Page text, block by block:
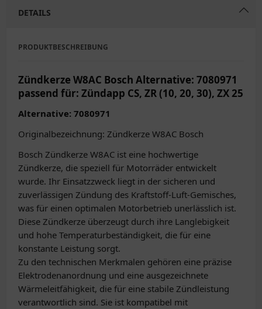
DETAILS
PRODUKTBESCHREIBUNG
Zündkerze W8AC Bosch Alternative: 7080971
passend für: Zündapp CS, ZR (10, 20, 30), ZX 25
Alternative: 7080971
Originalbezeichnung: Zündkerze W8AC Bosch
Bosch Zündkerze W8AC ist eine hochwertige
Zündkerze, die speziell für Motorräder entwickelt
wurde. Ihr Einsatzzweck liegt in der sicheren und
zuverlässigen Zündung des Kraftstoff-Luft-Gemisches,
was für einen optimalen Motorbetrieb unerlässlich ist.
Diese Zündkerze überzeugt durch ihre Langlebigkeit
und hohe Temperaturbeständigkeit, die für eine
konstante Leistung sorgt.
Zu den technischen Merkmalen gehören eine präzise
Elektrodenanordnung und eine ausgezeichnete
Wärmeleitfähigkeit, die für eine stabile Zündleistung
verantwortlich sind. Sie ist kompatibel mit